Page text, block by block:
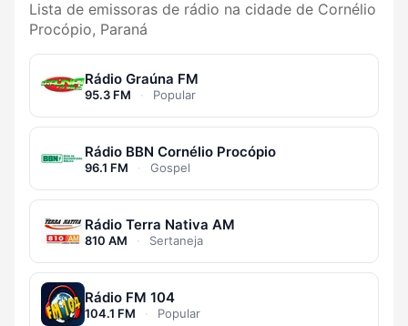
Lista de emissoras de rádio na cidade de Cornélio
Procópio, Paraná
Rádio Graúna FM
95.3 FM · Popular
Rádio BBN Cornélio Procópio
96.1 FM · Gospel
Rádio Terra Nativa AM
810 AM · Sertaneja
Rádio FM 104
104.1 FM · Popular